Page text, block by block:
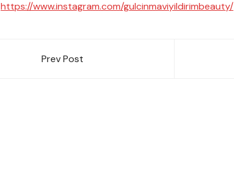
https://www.instagram.com/gulcinmaviyildirimbeauty/
Prev Post